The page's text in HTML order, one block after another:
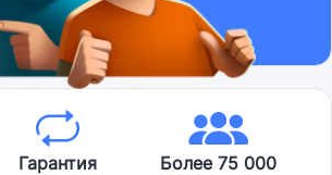
Гарантия
Более 75 000